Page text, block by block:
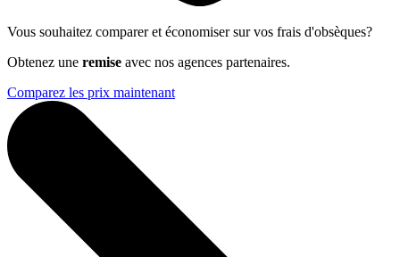
Vous souhaitez comparer et économiser sur vos frais d'obsèques?
Obtenez une remise avec nos agences partenaires.
Comparez les prix maintenant